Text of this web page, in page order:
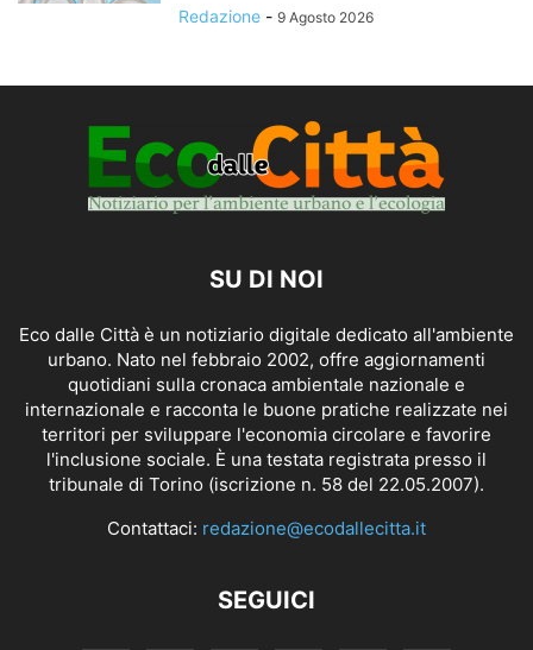
Redazione - 9 Agosto 2026
SU DI NOI
Eco dalle Città è un notiziario digitale dedicato all'ambiente
urbano. Nato nel febbraio 2002, offre aggiornamenti
quotidiani sulla cronaca ambientale nazionale e
internazionale e racconta le buone pratiche realizzate nei
territori per sviluppare l'economia circolare e favorire
l'inclusione sociale. È una testata registrata presso il
tribunale di Torino (iscrizione n. 58 del 22.05.2007).
Contattaci: redazione@ecodallecitta.it
SEGUICI